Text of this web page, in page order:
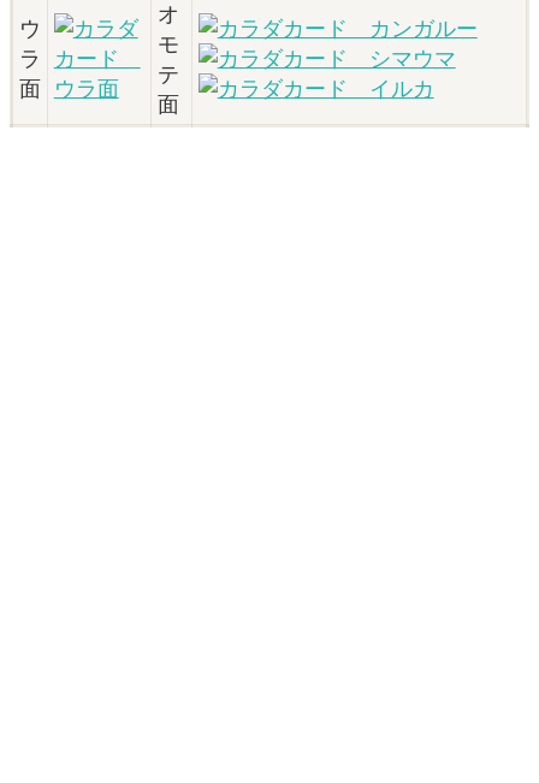
ウ
ラ
面
オ
モ
テ
面